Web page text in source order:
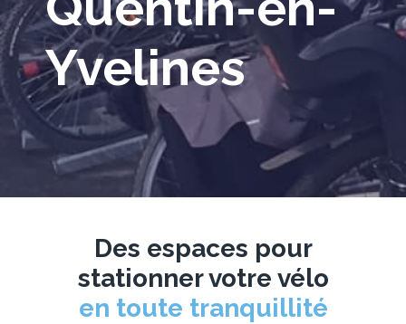
Yvelines
Des espaces pour
stationner votre vélo
en toute tranquillité